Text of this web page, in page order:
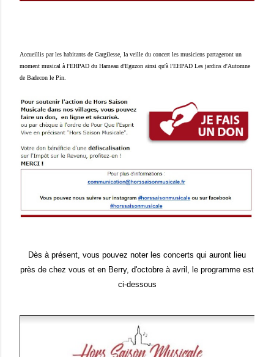
Accueillis par les habitants de Gargilesse, la veille du concert les musiciens partageront un
moment musical à l'EHPAD du Hameau d'Eguzon ainsi qu'à l'EHPAD Les jardins d'Automne
de Badecon le Pin.
Dès à présent, vous pouvez noter les concerts qui auront lieu
près de chez vous et en Berry, d'octobre à avril, le programme est
ci-dessous